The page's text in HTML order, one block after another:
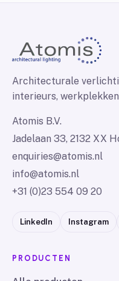
Architecturale
interieurs,
Atomis B.V.
Jadelaan 33, 2132 XX
enquiries@atomis.nl
info@atomis.nl
+31 (0)23 554 09 20
LinkedIn Instagram
PRODUCTEN